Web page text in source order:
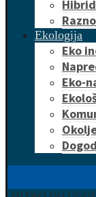
Razno
Ekologija
Eko
Eko-